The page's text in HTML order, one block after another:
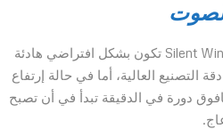
المفاجأة هنا هو أن مراوح Silent Wings 3 تكون بشكل افتراضي هادئة
العالية، أما في حالة إرتفاع
دوران إلى 1000 ومافوق دورة في الدقيقة تبدأ في أن تصبح